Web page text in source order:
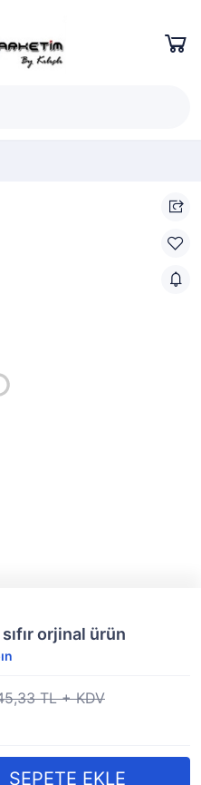
orjinal ürün
TL + KDV